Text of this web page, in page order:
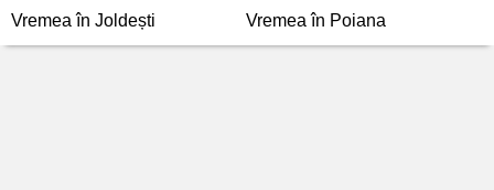
Vremea în Joldești Vremea în Poiana